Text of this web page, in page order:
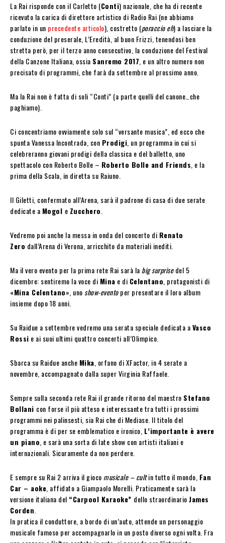
La Rai risponde con il Carletto (Conti) nazionale, che ha di recente
ricevuto la carica di direttore artistico di Radio Rai (ne abbiamo
parlato in un precedente articolo), costretto (poraccio eh) a lasciare la
conduzione del preserale, L’Eredità, al buon Frizzi, tenendosi ben
stretta però, per il terzo anno consecutivo, la conduzione del Festival
della Canzone Italiana, ossia Sanremo 2017 , e un altro numero non
precisato di programmi, che farà da settembre al prossimo anno.
Ma la Rai non è fatta di soli “Conti” (a parte quelli del canone…che
paghiamo).
Ci concentriamo ovviamente solo sul “versante musica”, ed ecco che
spunta Vanessa Incontrada, con Prodigi , un programma in cui si
celebreranno giovani prodigi della classica e del balletto, uno
spettacolo con Roberto Bolle – Roberto Bolle and Friends , e la
prima della Scala, in diretta su Raiuno.
Il Giletti, confermato all’Arena, sarà il padrone di casa di due serate
dedicate a Mogol e Zucchero
Vedremo poi anche la messa in onda del concerto di Renato
Zero dall’Arena di Verona, arricchito da materiali inediti.
Ma il vero evento per la prima rete Rai sarà la big surprisedel 5
dicembre: sentiremo la voce di Mina e di Celentano , protagonisti di
«Mina Celentano», unoshow-eventoper presentare il loro album
insieme dopo 18 anni.
Su Raidue a settembre vedremo una serata speciale dedicata aVasco
Rossi e ai suoi ultimi quattro concerti all’Olimpico.
Sbarca su Raidue anche Mika , orfano di XFactor, in 4 serate a
novembre, accompagnato dalla super Virginia Raffaele.
Sempre sulla seconda rete Rai il grande ritorno del maestro Stefano
Bollani con forse il più atteso e interessante tra tutti i prossimi
programmi nei palinsesti, sia Rai che di Mediase. Il titolo del
programma è di per se emblematico e ironico, L’importante è avere
un piano , e sarà una sorta di late show con artisti italiani e
internazionali. Sicuramente da non perdere.
E sempre su Rai 2 arriva il gioco musicale – cultin tutto il mondo, Fan
Car – aoke , affidato a Giampaolo Morelli. Praticamente sarà la
versione italiana del “Carpool Karaoke” dello straordinarioJames
Corden
In pratica il conduttore, a bordo di un’auto, attende un personaggio
musicale famoso per accompagnarlo in un posto diverso ogni volta. Fra